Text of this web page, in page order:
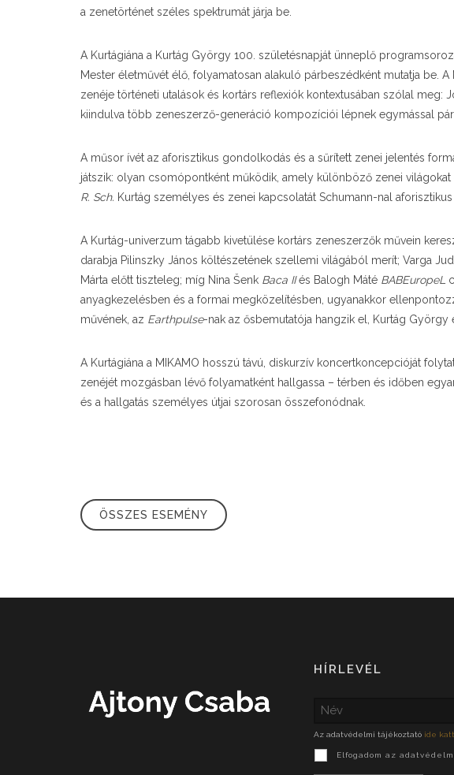
a zenetörténet széles spektrumát járja be.
A Kurtágiána a Kurtág György 100. születésnapját ünneplő
Mester életművét élő, folyamatosan alakuló párbeszédként mutatja be.
zenéje történeti utalások és kortárs reflexiók kontextusában szólal meg:
kiindulva több zeneszerző-generáció kompozíciói lépnek egymással
A műsor ívét az aforisztikus gondolkodás és a sűrített zenei jelentés
játszik: olyan csomópontként működik, amely különböző zenei
R. Sch. Kurtág személyes és zenei kapcsolatát Schumann-nal
A Kurtág-univerzum tágabb kivetülése kortárs zeneszerzők művein
darabja Pilinszky János költészetének szellemi világából merít; Varga
Márta előtt tiszteleg; míg Nina Šenk Baca IIés Balogh Máté BABEuropeL
anyagkezelésben és a formai megközelítésben, ugyanakkor
művének, az Earthpulse-nak az ősbemutatója hangzik el, Kurtág György
A Kurtágiána a MIKAMO hosszú távú, diskurzív koncertkoncepcióját
zenéjét mozgásban lévő folyamatként hallgassa – térben és időben
és a hallgatás személyes útjai szorosan összefonódnak.
ÖSSZES ESEMÉNY
HÍRLEVÉL
Az adatvédelmi tájékoztató ide
Elfogadom az